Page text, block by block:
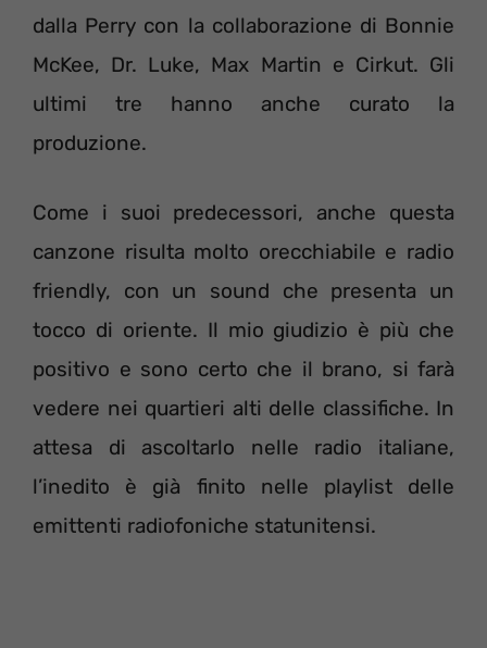
dalla Perry con la collaborazione di Bonnie
McKee, Dr. Luke, Max Martin e Cirkut. Gli
ultimi tre hanno anche curato la
produzione.
Come i suoi predecessori, anche questa
canzone risulta molto orecchiabile e radio
friendly, con un sound che presenta un
tocco di oriente. Il mio giudizio è più che
positivo e sono certo che il brano, si farà
vedere nei quartieri alti delle classifiche. In
attesa di ascoltarlo nelle radio italiane,
l’inedito è già finito nelle playlist delle
emittenti radiofoniche statunitensi.